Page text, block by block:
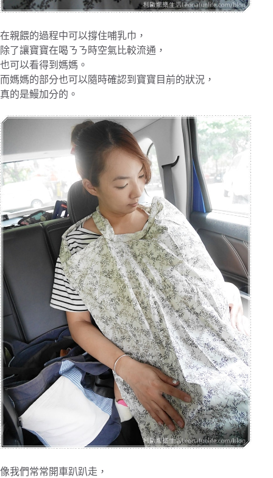
在親餵的過程中可以撐住哺乳巾，
除了讓寶寶在喝ㄋㄋ時空氣比較流通，
也可以看得到媽媽。
而媽媽的部分也可以隨時確認到寶寶目前的狀況，
真的是鰻加分的。
像我們常常開車趴趴走，